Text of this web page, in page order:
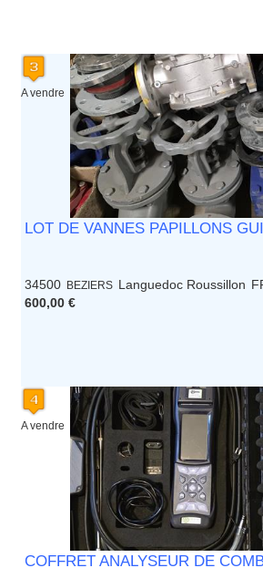
A vendre
LOT DE VANNES PAPILLONS
34500 BEZIERS Languedoc Roussillon
600,00 €
A vendre
COFFRET ANALYSEUR DE